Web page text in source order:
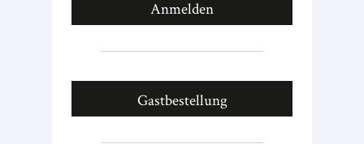
Gastbestellung